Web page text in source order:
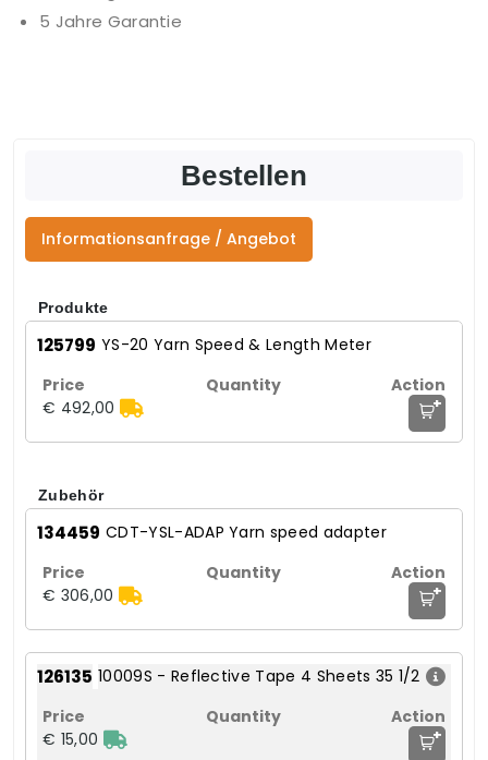
5 Jahre Garantie
Bestellen
Informationsanfrage / Angebot
Produkte
125799 YS-20 Yarn Speed & Length Meter
€ 492,00 +
Zubehör
134459 CDT-YSL-ADAP Yarn speed adapter
€ 306,00 +
126135 10009S - Reflective Tape 4 Sheets 35 1/2
€ 15,00 +